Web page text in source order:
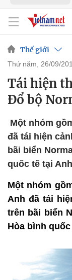
Thế giới
thứ năm, 26/09/
Tái hiện
Đổ bộ
Một nhóm
đã tái hiện
bãi biển
quốc tế tại
Một nhóm
Anh đã tái
trên bãi biển
Hòa bình quốc